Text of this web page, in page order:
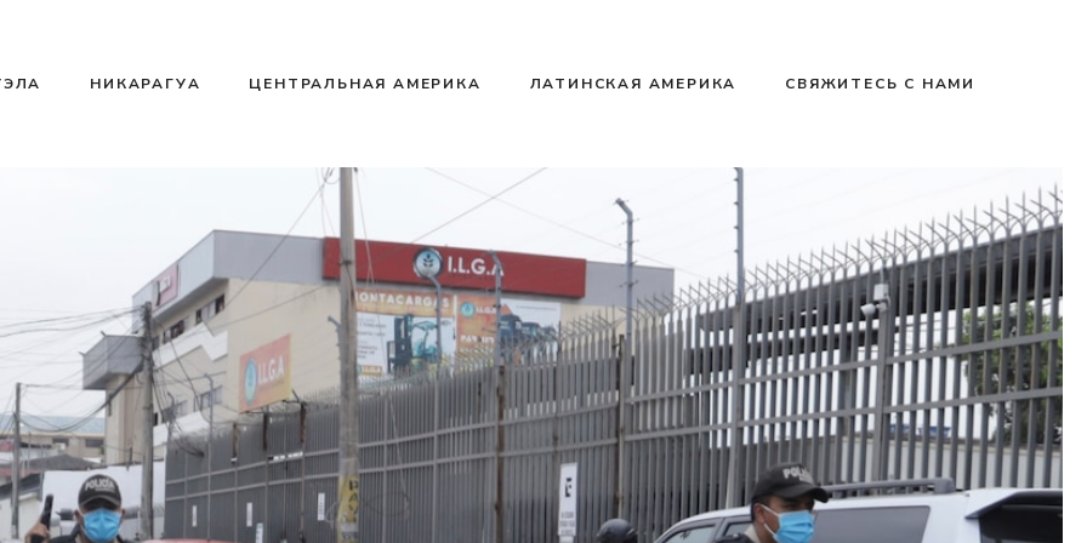
НИКАРАГУА ЦЕНТРАЛЬНАЯ АМЕРИКА ЛАТИНСКАЯ АМЕРИКА СВЯЖИТЕСЬ С НАМИ